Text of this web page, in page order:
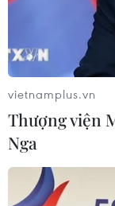
vietnamplus.vn
Thượng viện
Nga